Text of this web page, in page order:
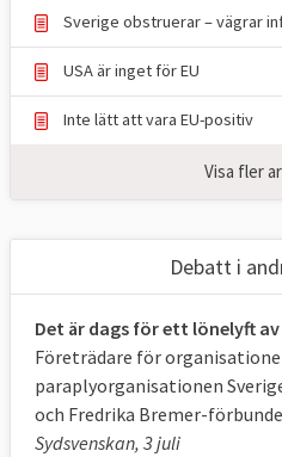
medlemsländerna
kompetens. Det
medlemsländerna styr
bestämt sig för att
medlemsländerna
majoritetsbeslut om
arbetsmiljöfrågor.
arbetstider och rätten
anställningsavtal och
anställningsvillkor. Men
arbetslöshet- och
Sverige obstruerar – vägrar
USA är inget för EU
Inte lätt att vara EU-positiv
Visa fler
Debatt i
Det är dags för ett lönelyft
Företrädare för
paraplyorganisationen
och Fredrika Bremer-
Sydsvenskan, 3 juli